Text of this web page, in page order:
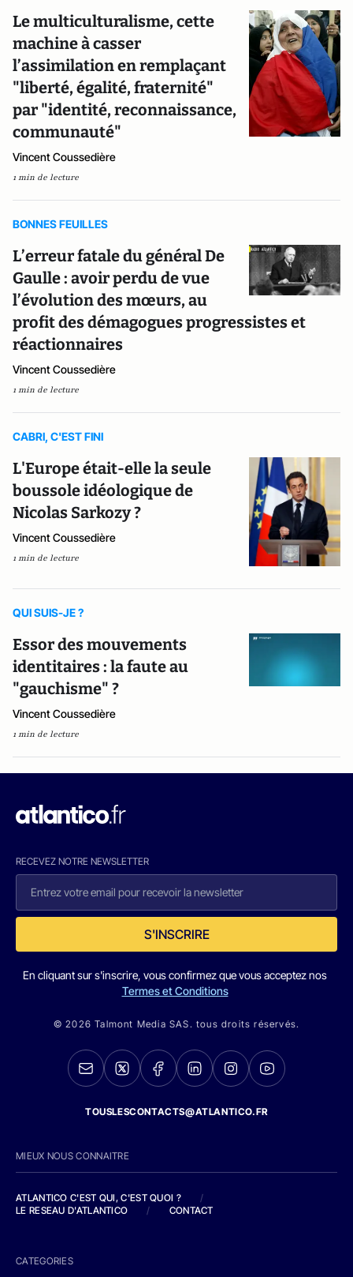
Le multiculturalisme, cette
machine à casser
l’assimilation en remplaçant
"liberté, égalité, fraternité"
par "identité, reconnaissance,
communauté"
Vincent Coussedière
1 min de lecture
BONNES FEUILLES
L’erreur fatale du général De
Gaulle : avoir perdu de vue
l’évolution des mœurs, au
profit des démagogues progressistes et
réactionnaires
Vincent Coussedière
1 min de lecture
CABRI, C'EST FINI
L'Europe était-elle la seule
boussole idéologique de
Nicolas Sarkozy ?
Vincent Coussedière
1 min de lecture
QUI SUIS-JE ?
Essor des mouvements
identitaires : la faute au
"gauchisme" ?
Vincent Coussedière
1 min de lecture
RECEVEZ NOTRE NEWSLETTER
S'INSCRIRE
En cliquant sur s'inscrire, vous confirmez que vous acceptez nos
Termes et Conditions
© 2026 Talmont Media SAS. tous droits réservés.
TOUSLESCONTACTS@ATLANTICO.FR
MIEUX NOUS CONNAITRE
ATLANTICO C'EST QUI, C'EST QUOI ?
/
LE RESEAU D'ATLANTICO
/ CONTACT
CATEGORIES